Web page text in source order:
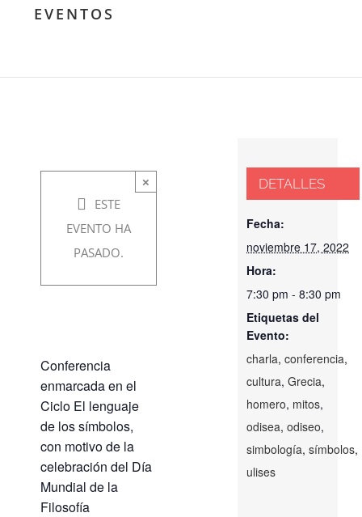
EVENTOS
×
ESTE
EVENTO HA
PASADO.
y el
noviembre
17, 2022 @
7:30 pm
8:30 pm
Conferencia
enmarcada en el
Ciclo El lenguaje
de los símbolos,
con motivo de la
celebración del Día
Mundial de la
Filosofía
DETALLES
Fecha:
noviembre 17, 2022
Hora:
7:30 pm - 8:30 pm
Etiquetas del
Evento:
charla,conferencia,
cultura,Grecia,
homero, mitos,
odisea,odiseo,
simbología,símbolos,
ulises